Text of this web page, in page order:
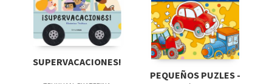
SUPERVACACIONES!
PEQUEÑOS PUZLES -